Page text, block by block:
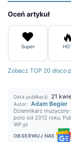
Oceń artykuł
❤️
Super
Zobacz TOP 20 disco
Data publikacji: 21
Autor: Adam Begier
Dziennikarz
polo od 2012 roku.
WP.pl
OBSERWUJ NAS